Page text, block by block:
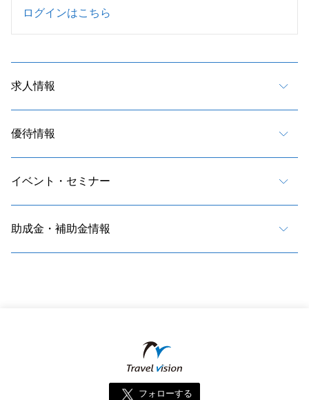
ログインはこちら
求人情報
優待情報
イベント・セミナー
助成金・補助金情報
フォローする